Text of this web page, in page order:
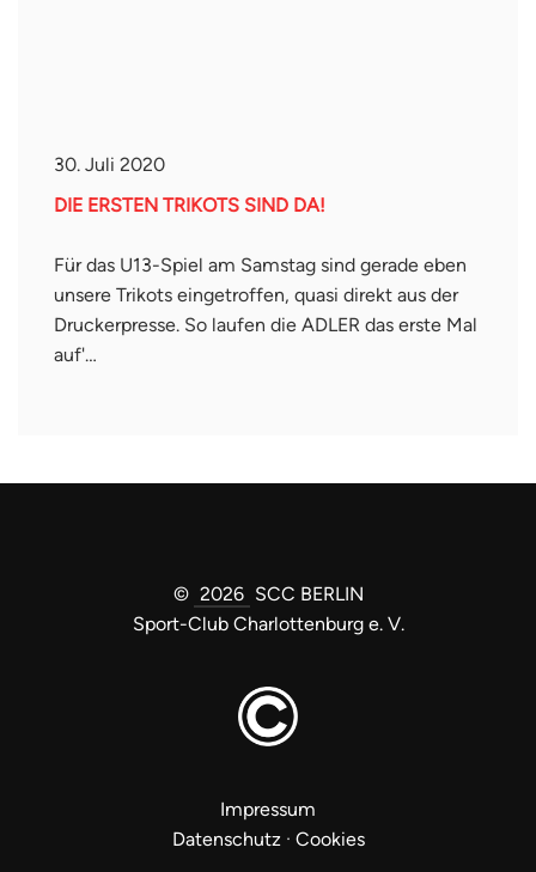
30. Juli 2020
DIE ERSTEN TRIKOTS SIND DA!
Für das U13-Spiel am Samstag sind gerade eben
unsere Trikots eingetroffen, quasi direkt aus der
Druckerpresse. So laufen die ADLER das erste Mal
auf'…
© 2026 SCC BERLIN
Sport-Club Charlottenburg e. V.
Impressum
Datenschutz· Cookies